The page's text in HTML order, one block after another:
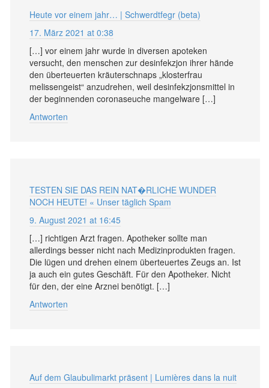
Heute vor einem jahr… | Schwerdtfegr (beta)
17. März 2021 at 0:38
[…] vor einem jahr wurde in diversen apoteken
versucht, den menschen zur desinfekzjon ihrer hände
den überteuerten kräuterschnaps „klosterfrau
melissengeist“ anzudrehen, weil desinfekzjonsmittel in
der beginnenden coronaseuche mangelware […]
Antworten
TESTEN SIE DAS REIN NAT�RLICHE WUNDER
NOCH HEUTE! « Unser täglich Spam
9. August 2021 at 16:45
[…] richtigen Arzt fragen. Apotheker sollte man
allerdings besser nicht nach Medizinprodukten fragen.
Die lügen und drehen einem überteuertes Zeugs an. Ist
ja auch ein gutes Geschäft. Für den Apotheker. Nicht
für den, der eine Arznei benötigt. […]
Antworten
Auf dem Glaubulimarkt präsent | Lumières dans la nuit